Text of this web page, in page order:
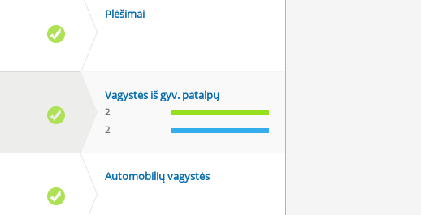
Plėšimai
Vagystės iš gyv. patalpų
2
2
Automobilių vagystės